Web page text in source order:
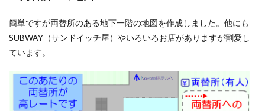
簡単ですが両替所のある地下一階の地図を作成しました。他にも
SUBWAY（サンドイッチ屋）やいろいろお店がありますが割愛し
ています。